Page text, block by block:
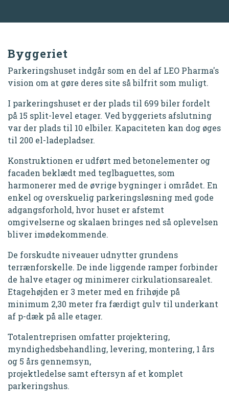
Byggeriet
Parkeringshuset indgår som en del af LEO Pharma's
vision om at gøre deres site så bilfrit som muligt.
I parkeringshuset er der plads til 699 biler fordelt
på 15 split-level etager. Ved byggeriets afslutning
var der plads til 10 elbiler. Kapaciteten kan dog øges
til 200 el-ladepladser.
Konstruktionen er udført med betonelementer og
facaden beklædt med teglbaguettes, som
harmonerer med de øvrige bygninger i området. En
enkel og overskuelig parkeringsløsning med gode
adgangsforhold, hvor huset er afstemt
omgivelserne og skalaen bringes ned så oplevelsen
bliver imødekommende.
De forskudte niveauer udnytter grundens
terrænforskelle. De inde liggende ramper forbinder
de halve etager og minimerer cirkulationsarealet.
Etagehøjden er 3 meter med en frihøjde på
minimum 2,30 meter fra færdigt gulv til underkant
af p-dæk på alle etager.
Totalentreprisen omfatter projektering,
myndighedsbehandling, levering, montering, 1 års
og 5 års gennemsyn,
projektledelse samt eftersyn af et komplet
parkeringshus.